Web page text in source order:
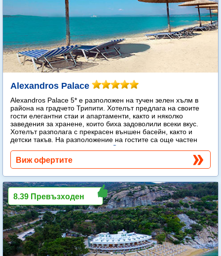
Alexandros Palace
Alexandros Palace 5* e разположен на тучен зелен хълм в
района на градчето Трипити. Хотелът предлага на своите
гости елегантни стаи и апартаменти, както и няколко
заведения за хранене, които биха задоволили всеки вкус.
Хотелът разполага с прекрасен външен басейн, както и
детски такъв. На разположение на гостите са още частен
Още...
Виж офертите
8.39 Превъзходен